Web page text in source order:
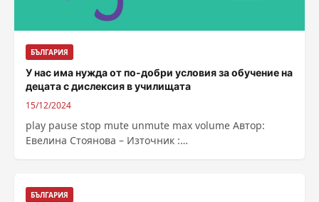
БЪЛГАРИЯ
У нас има нужда от по-добри условия за обучение на
децата с дислексия в училищата
15/12/2024
play pause stop mute unmute max volume Автор:
Евелина Стоянова – Източник :
uchilishtata
БЪЛГАРИЯ